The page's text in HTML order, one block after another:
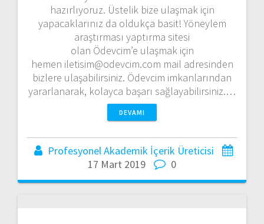
hazırlıyoruz. Üstelik bize ulaşmak için
yapacaklarınız da oldukça basit! Yöneylem
araştırması yaptırma sitesi
olan Ödevcim’e ulaşmak için
hemen iletisim@odevcim.com mail adresinden
bizlere ulaşabilirsiniz. Ödevcim imkanlarından
yararlanarak, kolayca başarı sağlayabilirsiniz.…
DEVAMI
Profesyonel Akademik İçerik Üreticisi
17 Mart 2019
0